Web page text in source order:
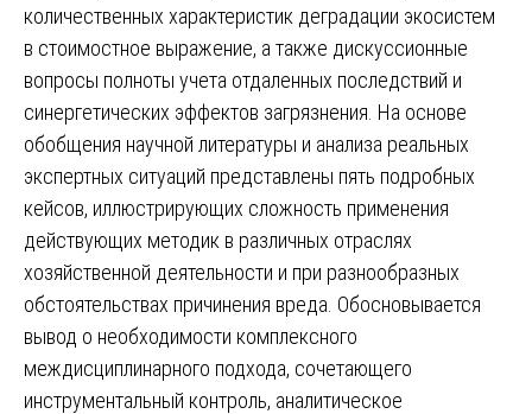
количественных характеристик деградации экосистем
в стоимостное выражение, а также дискуссионные
вопросы полноты учета отдаленных последствий и
синергетических эффектов загрязнения. На основе
обобщения научной литературы и анализа реальных
экспертных ситуаций представлены пять подробных
кейсов, иллюстрирующих сложность применения
действующих методик в различных отраслях
хозяйственной деятельности и при разнообразных
обстоятельствах причинения вреда. Обосновывается
вывод о необходимости комплексного
междисциплинарного подхода, сочетающего
инструментальный контроль, аналитическое